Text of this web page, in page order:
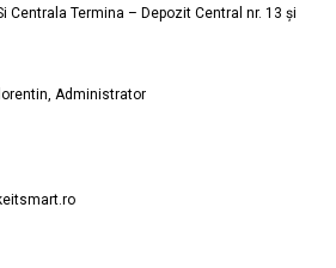
Centrala Termina – Depozit Central nr. 13 și
Administrator